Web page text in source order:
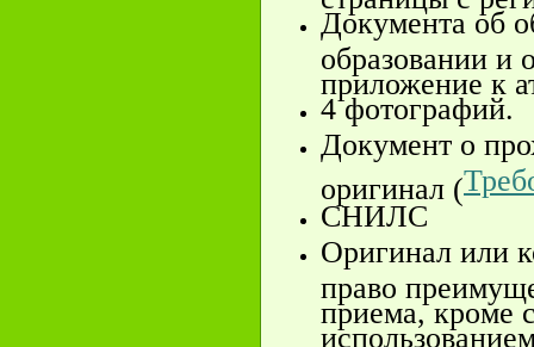
Документа об
образовании и
приложение к
4 фотографий.
Документ о
оригинал (
СНИЛС
Оригинал или
право
приема, кроме